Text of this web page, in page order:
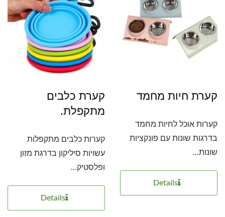
קערת חיות מחמד
קערות אוכל לחיות מחמד
בדרגות שונות עם פונקציות
שונות...
Details
קערת כלבים
מתקפלת.
קערות כלבים מתקפלות
עשויות סיליקון בדרגת מזון
ופלסטיק...
Details